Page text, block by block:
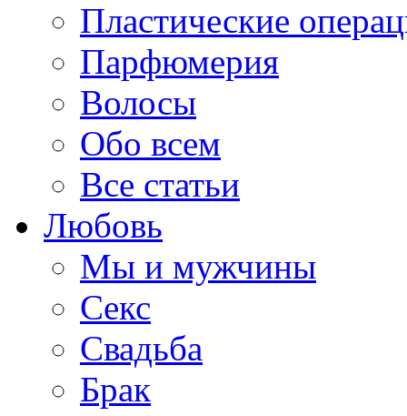
Пластические
Парфюмерия
Волосы
Обо всем
Все статьи
Любовь
Мы и мужчины
Секс
Свадьба
Брак